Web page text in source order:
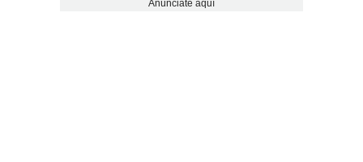
Anúnciate aquí